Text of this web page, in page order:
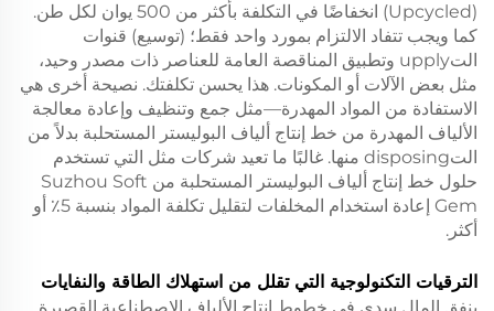
(Upcycled) انخفاضًا في التكلفة بأكثر من 500 يوان لكل طن.
كما ويجب تتفاد الالتزام بمورد واحد فقط؛ (توسيع) قنوات
التupply وتطبيق المناقصة العامة للعناصر ذات مصدر وحيد،
مثل بعض الآلات أو المكونات. هذا يحسن تكلفتك. نصيحة أخرى هي
الاستفادة من المواد المهدرة—مثل جمع وتنظيف وإعادة معالجة
الألياف المهدرة من خط إنتاج ألياف البوليستر المستحلبة بدلاً من
التdisposing منها. غالبًا ما تعيد شركات مثل التي تستخدم
حلول خط إنتاج ألياف البوليستر المستحلبة من Suzhou Soft
Gem إعادة استخدام المخلفات لتقليل تكلفة المواد بنسبة 5٪ أو
أكثر.
الترقيات التكنولوجية التي تقلل من استهلاك الطاقة والنفايات